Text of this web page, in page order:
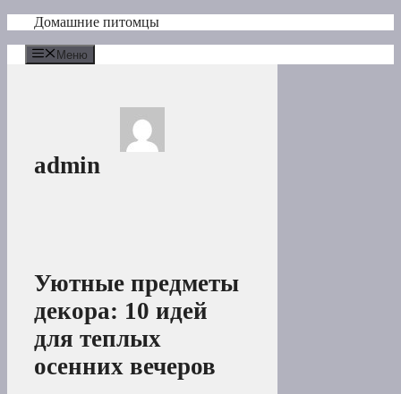
Перейти
содержимому
Домашние питомцы
Меню
admin
Уютные предметы
декора: 10 идей
для теплых
осенних вечеров